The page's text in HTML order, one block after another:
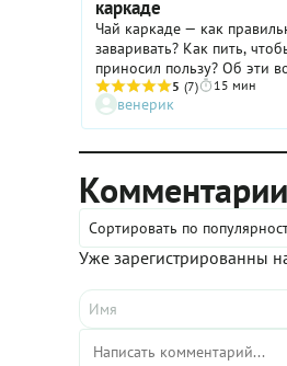
каркаде
Чай каркаде — как
заваривать? Как пить,
приносил пользу? Об эти
сих пор ломаются копья,
из цветов розеллы, или
саюдариффа, очень
без всяких споров.
каркаде овеян мифами.
популярность —
Возникали они в основном
продавцам каркаде на
и Турции. «Горячий
холодный понижает!» —
миф, не считая того, что
«лекарство от всех
разницы нет в том, горячий
5 (7) 15 мин
венерик
Комментарии
Сортировать по
Уже зарегистрированны